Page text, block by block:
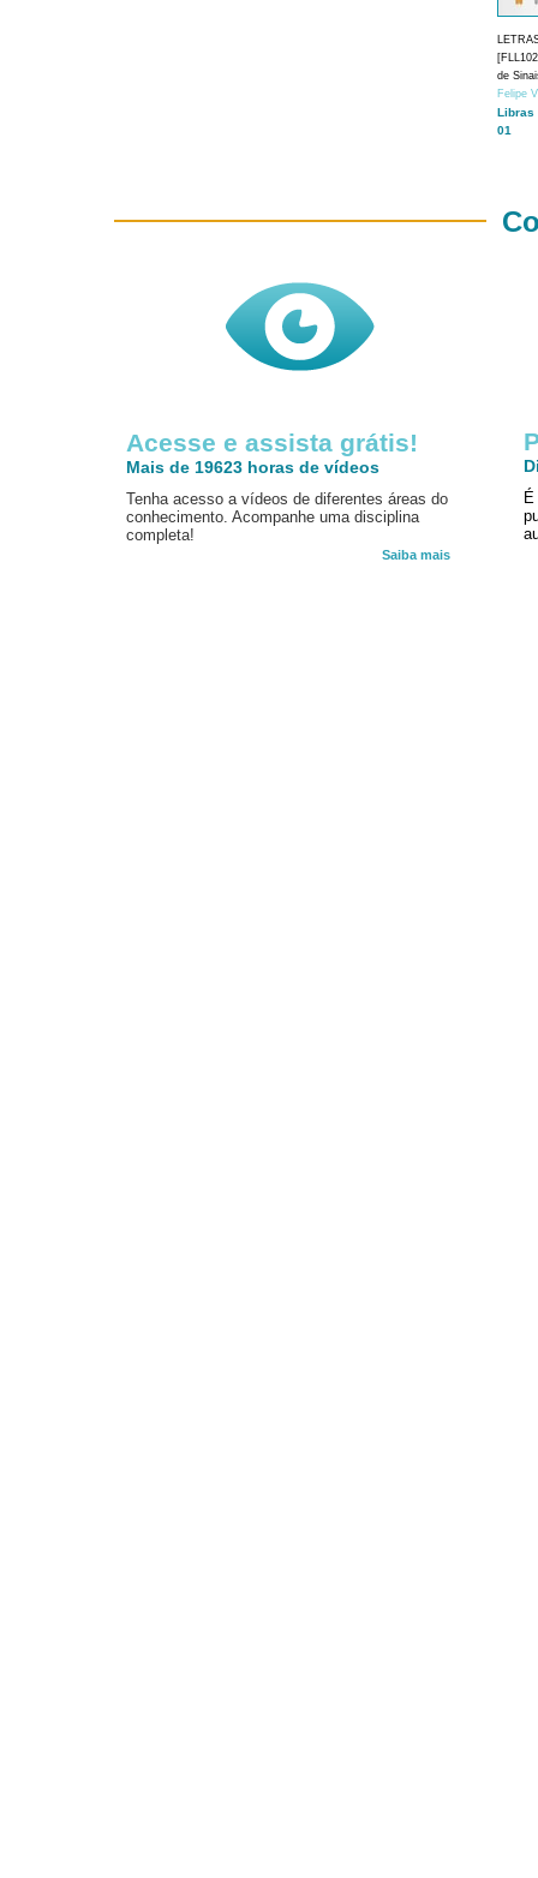
de
Felipe
Libras
01
Acesse e assista grátis!
Mais de 19623 horas de vídeos
Tenha acesso a vídeos de diferentes áreas do
conhecimento. Acompanhe uma disciplina
completa!
Saiba mais